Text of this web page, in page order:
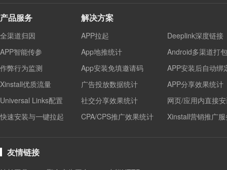
产品服务
全渠道归因
APP智能传参
作弊行为监测
Xinstall优质流量
Universal Links配置
快速安装与一键拉起
解决方案
APP拉起
Deeplink深度链接
App地推统计
Android多渠道打包
App安装免填邀请码
APP安装后自动绑
广告投放数据统计
APP分享效果统计
社交分享效果统计
网页/应用内直接
CPA/CPS推广效果统计
Xinstall营销推广
友情链接